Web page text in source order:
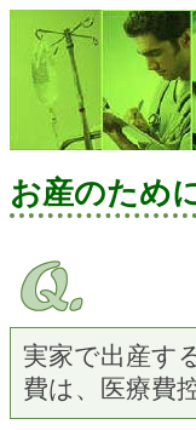
お産のため
実家で出産す
費は、医療費